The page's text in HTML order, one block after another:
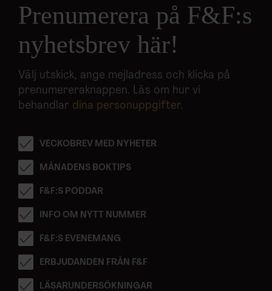
Prenumerera på F&F:s
nyhetsbrev här!
Välj utskick, ange mejladress och klicka på
prenumereraknappen. Läs om hur vi
behandlar dina personuppgifter.
VECKOBREV MED NYHETER
MÅNADENS BOKTIPS
F&F:S PODDAR
INFO OM NYTT NUMMER
F&F:S EVENEMANG
ERBJUDANDEN FRÅN F&F
LÄSARUNDERSÖKNINGAR